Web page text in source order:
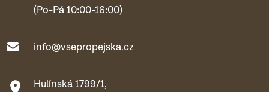
(Po-Pá 10:00-16:00)
info@vsepropejska.cz
Hulínská 1799/1,